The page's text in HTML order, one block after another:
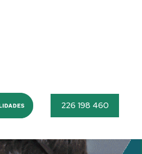
Menu 226 198 460